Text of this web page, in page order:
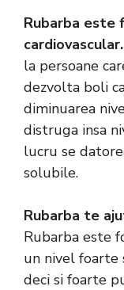
Rubarba este
cardiovascular.
la persoane
dezvolta boli
diminuarea
distruga insa
lucru se
solubile.
Rubarba te
Rubarba este
un nivel foarte
deci si foarte